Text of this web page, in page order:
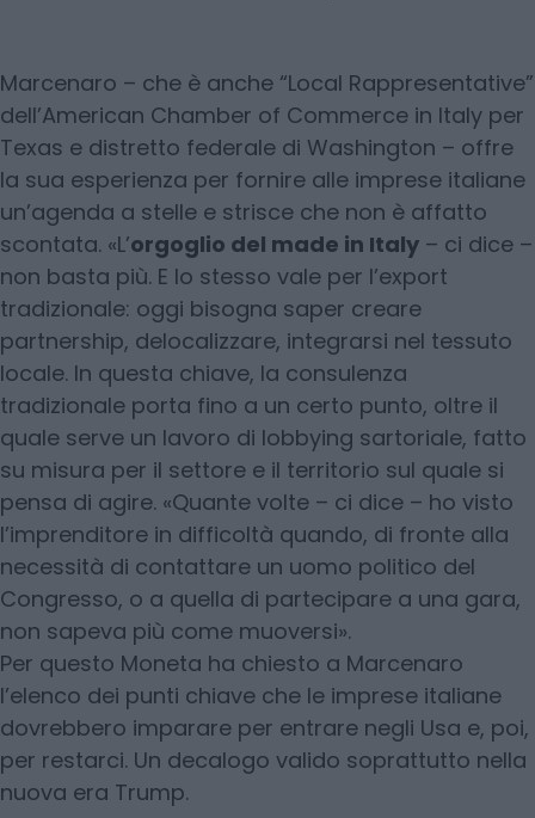
Marcenaro – che è anche “Local Rappresentative”
dell’American Chamber of Commerce in Italy per
Texas e distretto federale di Washington – offre
la sua esperienza per fornire alle imprese italiane
un’agenda a stelle e strisce che non è affatto
scontata. «L’orgoglio del made in Italy – ci dice –
non basta più. E lo stesso vale per l’export
tradizionale: oggi bisogna saper creare
partnership, delocalizzare, integrarsi nel tessuto
locale. In questa chiave, la consulenza
tradizionale porta fino a un certo punto, oltre il
quale serve un lavoro di lobbying sartoriale, fatto
su misura per il settore e il territorio sul quale si
pensa di agire. «Quante volte – ci dice – ho visto
l’imprenditore in difficoltà quando, di fronte alla
necessità di contattare un uomo politico del
Congresso, o a quella di partecipare a una gara,
non sapeva più come muoversi».
Per questo Moneta ha chiesto a Marcenaro
l’elenco dei punti chiave che le imprese italiane
dovrebbero imparare per entrare negli Usa e, poi,
per restarci. Un decalogo valido soprattutto nella
nuova era Trump.